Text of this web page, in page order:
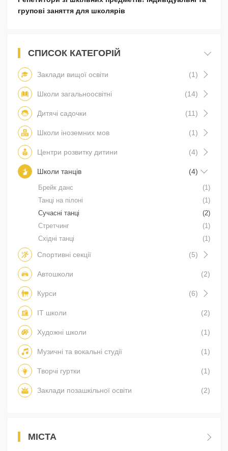
СПИСОК КАТЕГОРІЙ
Заклади вищої освіти (1)
Школи загальноосвітні (14)
Дитячі садочки (11)
Школи іноземних мов (1)
Центри розвитку дитини (4)
Школи танців (4)
Брейк данс
(1)
Танці на пілоні
(1)
Сучасні танці
(2)
Стретчинг
(1)
Східні танці
(1)
Спортивні секції (5)
Автошколи (2)
Курси (6)
IT школи (2)
Художні школи (1)
Музичні та вокальні студії (1)
Творчі гуртки (1)
Заклади позашкільної освіти (2)
МІСТА
групові заняття для школярів